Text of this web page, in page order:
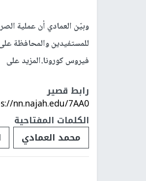
وبيّن العمادي أن عملية
للمستفيدين والمحافظة
فيروس كورونا.المزيد على
رابط قصير
nn.najah.edu/7AA0/
الكلمات المفتاحية
محمد العمادي